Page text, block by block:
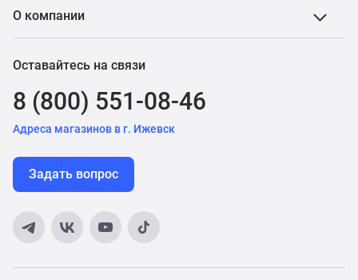
О компании
Оставайтесь на связи
8 (800) 551-08-46
Адреса магазинов в г. Ижевск
Задать вопрос